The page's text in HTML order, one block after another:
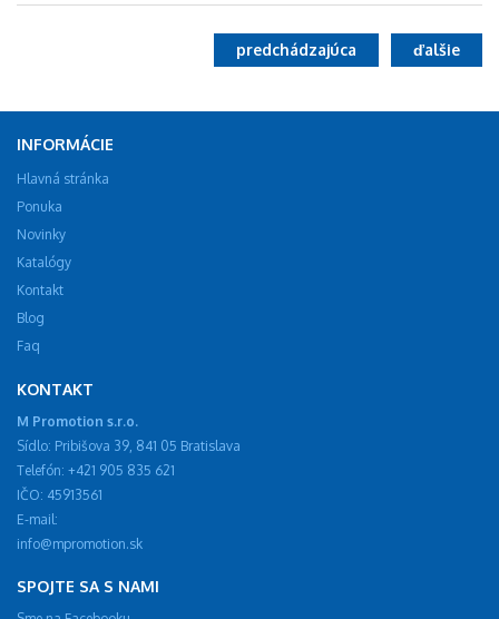
ďalšie
predchádzajúca
INFORMÁCIE
Hlavná stránka
Ponuka
Novinky
Katalógy
Kontakt
Blog
Faq
KONTAKT
M Promotion s.r.o.
Sídlo: Pribišova 39, 841 05 Bratislava
Telefón: +421 905 835 621
IČO: 45913561
E-mail:
info@mpromotion.sk
SPOJTE SA S NAMI